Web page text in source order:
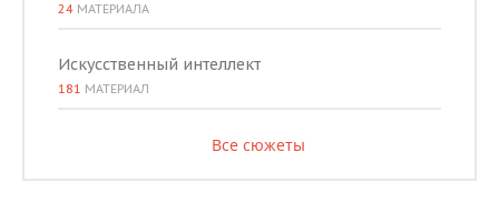
24 МАТЕРИАЛА
Искусственный интеллект
181 МАТЕРИАЛ
Все сюжеты